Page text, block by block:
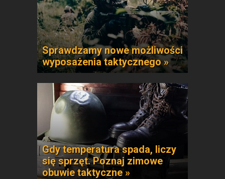
Sprawdzamy nowe możliwości
wyposażenia taktycznego »
Gdy temperatura spada, liczy
się sprzęt. Poznaj zimowe
obuwie taktyczne »